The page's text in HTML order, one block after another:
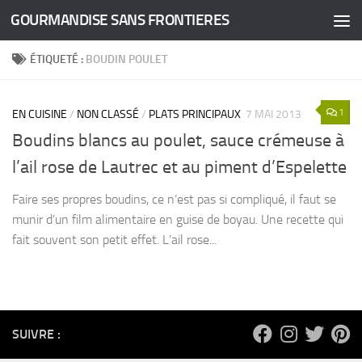
Skip to content
GOURMANDISE SANS FRONTIERES
ÉTIQUETÉ : BOUDIN POULET
1
EN CUISINE / NON CLASSÉ / PLATS PRINCIPAUX 7 MAI 2013
Boudins blancs au poulet, sauce crémeuse à
l’ail rose de Lautrec et au piment d’Espelette
Faire ses propres boudins, ce n’est pas si compliqué, il faut se
munir d’un film alimentaire en guise de boyau. Une recette qui
fait souvent son petit effet. L’ail rose...
SUIVRE :